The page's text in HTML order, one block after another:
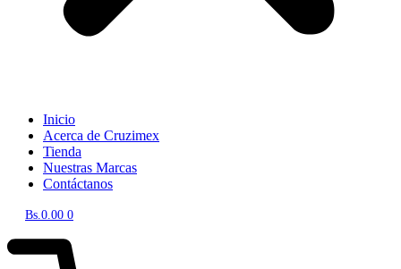
Inicio
Acerca de Cruzimex
Tienda
Nuestras Marcas
Contáctanos
Bs.0.00 0